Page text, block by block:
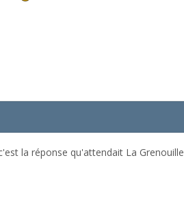
la réponse qu'attendait La